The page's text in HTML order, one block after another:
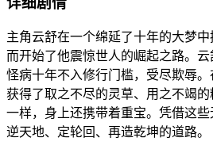
主角云舒在一个绵延了十年的大梦
而开始了他震惊世人的崛起之路。
怪病十年不入修行门槛，受尽欺辱
获得了取之不尽的灵草、用之不竭
一样，身上还携带着重宝。凭借这
逆天地、定轮回、再造乾坤的道路。